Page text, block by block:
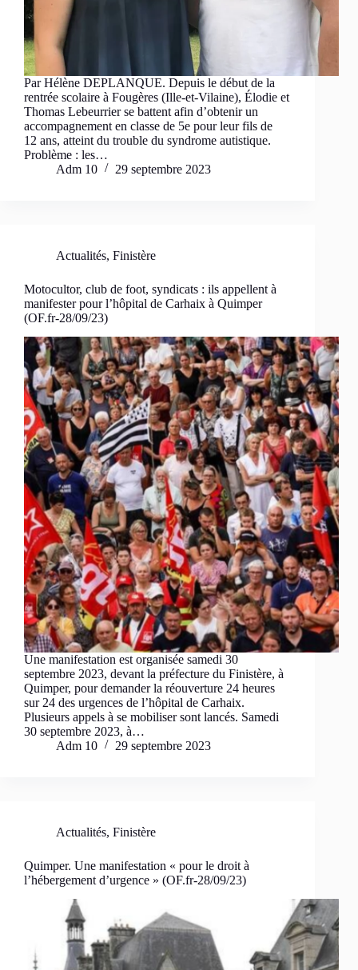
Par Hélène DEPLANQUE. Depuis le début de la
rentrée scolaire à Fougères (Ille-et-Vilaine), Élodie et
Thomas Lebeurrier se battent afin d’obtenir un
accompagnement en classe de 5e pour leur fils de
12 ans, atteint du trouble du syndrome autistique.
Problème : les…
Adm 10
29 septembre 2023
Actualités, Finistère
Motocultor, club de foot, syndicats : ils appellent à
manifester pour l’hôpital de Carhaix à Quimper
(OF.fr-28/09/23)
Une manifestation est organisée samedi 30
septembre 2023, devant la préfecture du Finistère, à
Quimper, pour demander la réouverture 24 heures
sur 24 des urgences de l’hôpital de Carhaix.
Plusieurs appels à se mobiliser sont lancés. Samedi
30 septembre 2023, à…
Adm 10
29 septembre 2023
Actualités, Finistère
Quimper. Une manifestation « pour le droit à
l’hébergement d’urgence » (OF.fr-28/09/23)